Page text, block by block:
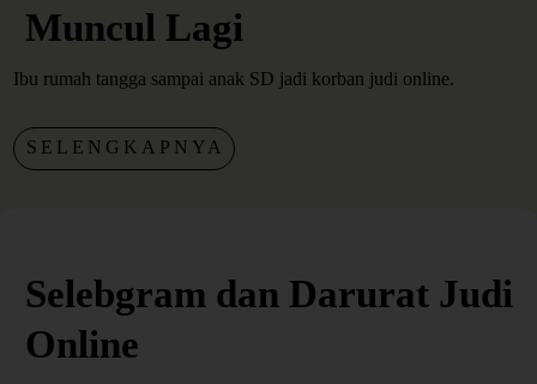
Muncul Lagi
Ibu rumah tangga sampai anak SD jadi korban judi online.
SELENGKAPNYA
Selebgram dan Darurat Judi
Online